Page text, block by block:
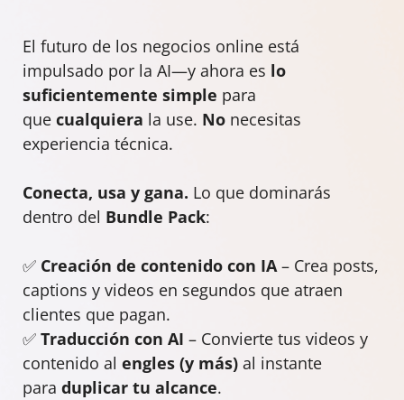
El futuro de los negocios online está
impulsado por la AI—y ahora es lo
suficientemente simple para
que cualquiera la use. No necesitas
experiencia técnica.
Conecta, usa y gana. Lo que dominarás
dentro del Bundle Pack:
✅ Creación de contenido con IA– Crea posts,
captions y videos en segundos que atraen
clientes que pagan.
✅ Traducción con AI – Convierte tus videos y
contenido al engles (y más) al instante
para duplicar tu alcance.